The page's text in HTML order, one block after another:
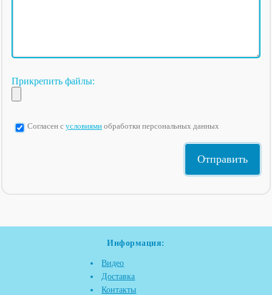
Прикрепить файлы:
Согласен с условиями обработки персональных данных
Информация:
Видео
Доставка
Контакты